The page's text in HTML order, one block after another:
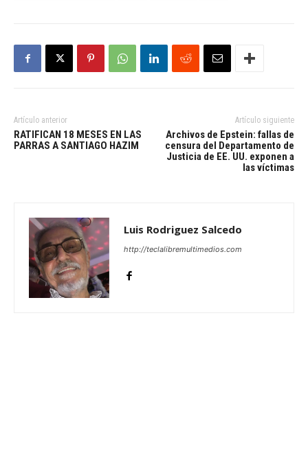
Artículo anterior
RATIFICAN 18 MESES EN LAS
PARRAS A SANTIAGO HAZIM
Artículo siguiente
Archivos de Epstein: fallas de
censura del Departamento de
Justicia de EE. UU. exponen a
las víctimas
Luis Rodriguez Salcedo
http://teclalibremultimedios.com